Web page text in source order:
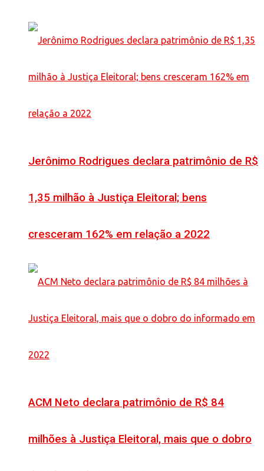
Jerônimo Rodrigues declara patrimônio de R$
1,35 milhão à Justiça Eleitoral; bens
cresceram 162% em relação a 2022
ACM Neto declara patrimônio de R$ 84
milhões à Justiça Eleitoral, mais que o dobro